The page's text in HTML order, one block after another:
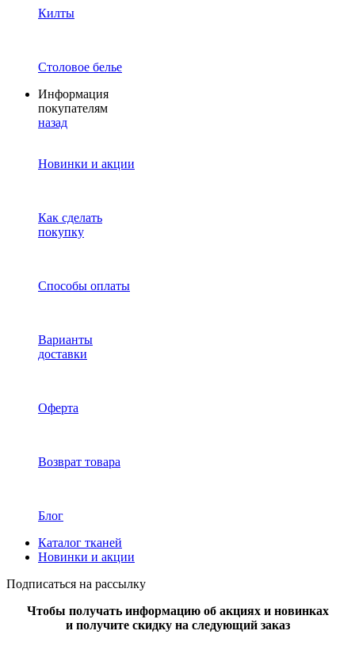
Килты
Столовое белье
Информация
покупателям
назад
Новинки и акции
Как сделать
покупку
Способы оплаты
Варианты
доставки
Оферта
Возврат товара
Блог
Каталог тканей
Новинки и акции
Подписаться на рассылку
Чтобы получать информацию об акциях и новинках
и получите скидку на следующий заказ